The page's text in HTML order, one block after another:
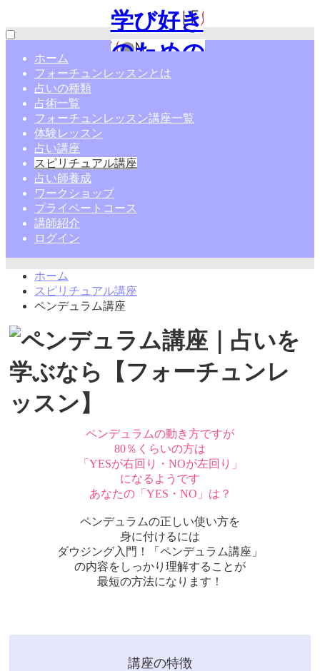
学び好き
のための
占い通信
講座|フォ
レッスン
ホーム
フォーチュンレッスンとは
占いの種類
占術一覧
フォーチュンレッスン講座一覧
体験レッスン
占い講座
スピリチュアル講座
占い師養成
ワークショップ
プライベートコース
講師紹介
ログイン
ホーム
スピリチュアル講座
ペンデュラム講座
ペンデュラムの動き方ですが
80％くらいの方は
「YESが右回り・NOが左回り」
になるようです
あなたの「YES・NO」は？
ペンデュラムの正しい使い方を
身に付けるには
ダウジング入門！「ペンデュラム講座」
の内容をしっかり理解することが
最短の方法になります！
講座の特徴